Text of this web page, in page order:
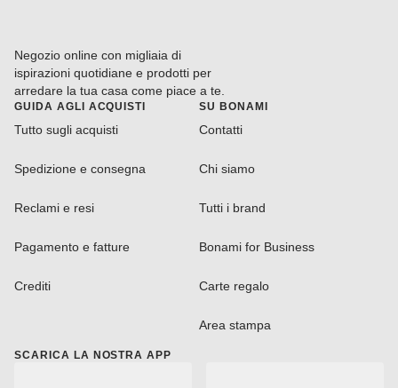
Negozio online con migliaia di
ispirazioni quotidiane e prodotti per
arredare la tua casa come piace a te.
GUIDA AGLI ACQUISTI
Tutto sugli acquisti
Spedizione e consegna
Reclami e resi
Pagamento e fatture
Crediti
SU BONAMI
Contatti
Chi siamo
Tutti i brand
Bonami for Business
Carte regalo
Area stampa
SCARICA LA NOSTRA APP